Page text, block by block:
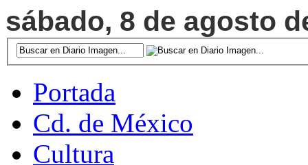
sábado, 8 de agosto
Portada
Cd. de México
Cultura